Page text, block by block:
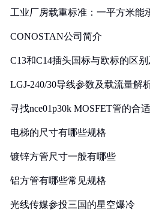
工业厂房载重标准：一平方米能
CONOSTAN公司简介
C13和C14插头国标与欧标的区
LGJ-240/30导线参数及载流量解
寻找nce01p30k MOSFET管的合
电梯的尺寸有哪些规格
镀锌方管尺寸一般有哪些
铝方管有哪些常见规格
光线传媒参投三国的星空爆冷